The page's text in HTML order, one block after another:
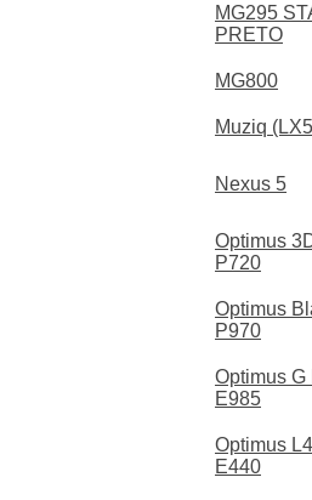
MG295
PRETO
MG800
Muziq
Nexus 5
Optimus
P720
Optimus
P970
Optimus G
E985
Optimus L4
E440